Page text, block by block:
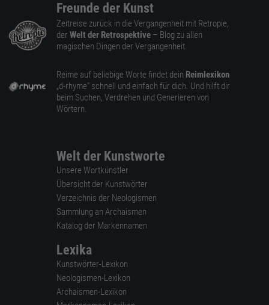
Freunde der Kunst
Zeitreise zurück in die Vergangenheit mit Retropie,
der Welt der Retrospektive – Blog zu allen
magischen Dingen der Vergangenheit.
Reime auf beliebige Worte findet dein Reimlexikon
„d-rhyme” schnell und einfach für dich. Und hilft dir
beim Suchen, Verdrehen und Generieren von
Wörtern.
Welt der Kunstworte
Unsere Wortkünstler
Übersicht der Kunstwörter
Verzeichnis der Neologismen
Sammlung an Archaismen
Katalog der Markennamen
Lexika
Kunstwörter-Lexikon
Neologismen-Lexikon
Archaismen-Lexikon